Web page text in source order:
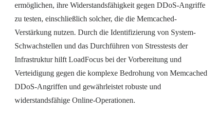
ermöglichen, ihre Widerstandsfähigkeit gegen DDoS-Angriffe
zu testen, einschließlich solcher, die die Memcached-
Verstärkung nutzen. Durch die Identifizierung von System-
Schwachstellen und das Durchführen von Stresstests der
Infrastruktur hilft LoadFocus bei der Vorbereitung und
Verteidigung gegen die komplexe Bedrohung von Memcached
DDoS-Angriffen und gewährleistet robuste und
widerstandsfähige Online-Operationen.